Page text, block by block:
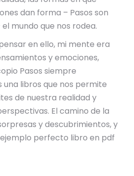
dan forma – Pasos son
mundo que nos rodea.
en ello, mi mente era
y emociones,
Pasos siempre
una libros que nos permite
de nuestra realidad y
El camino de la
y descubrimientos, y
perfecto libro en pdf